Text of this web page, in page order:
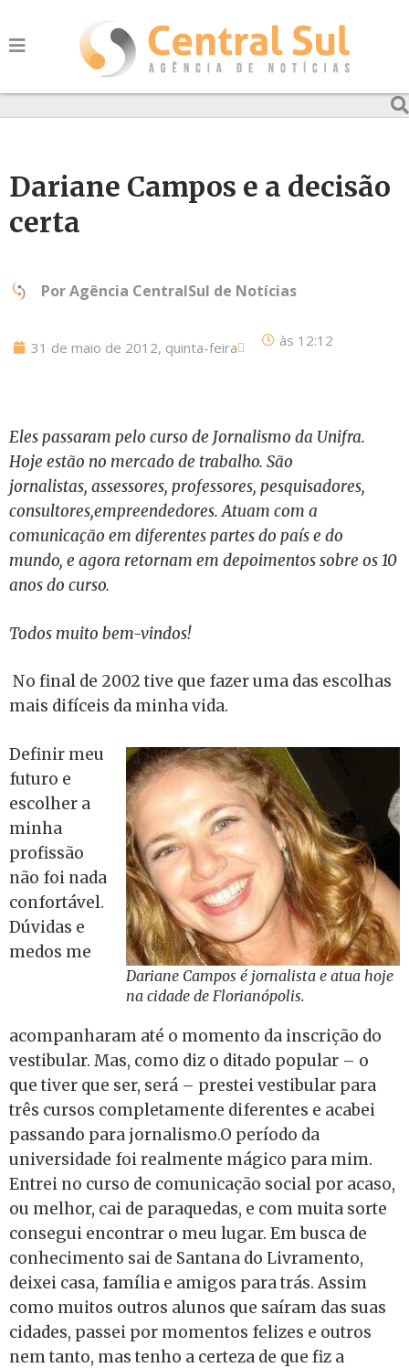
Dariane Campos e a decisão
certa
PorAgência CentralSul de Notícias
31 de maio de 2012, quinta-feira às 12:12
Eles passaram pelo curso de Jornalismo da Unifra.
Hoje estão no mercado de trabalho. São
jornalistas, assessores, professores, pesquisadores,
consultores,empreendedores. Atuam com a
comunicação em diferentes partes do país e do
mundo, e agora retornam em depoimentos sobre os 10
anos do curso.
Todos muito bem-vindos!
No final de 2002 tive que fazer uma das escolhas
mais difíceis da minha vida.
Dariane Campos é jornalista e atua hoje
na cidade de Florianópolis.
Definir meu
futuro e
escolher a
minha
profissão
não foi nada
confortável.
Dúvidas e
medos me
acompanharam até o momento da inscrição do
vestibular. Mas, como diz o ditado popular – o
que tiver que ser, será – prestei vestibular para
três cursos completamente diferentes e acabei
passando para jornalismo.O período da
universidade foi realmente mágico para mim.
Entrei no curso de comunicação social por acaso,
ou melhor, cai de paraquedas, e com muita sorte
consegui encontrar o meu lugar. Em busca de
conhecimento sai de Santana do Livramento,
deixei casa, família e amigos para trás. Assim
como muitos outros alunos que saíram das suas
cidades, passei por momentos felizes e outros
nem tanto, mas tenho a certeza de que fiz a